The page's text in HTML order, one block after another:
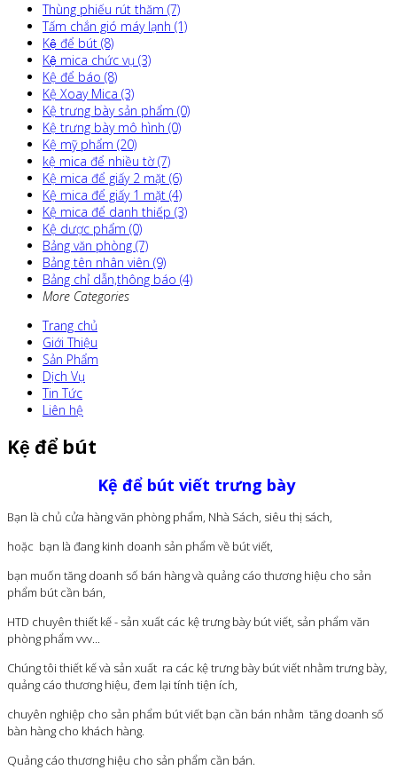
Thùng phiếu rút thăm (7)
Tấm chắn gió máy lạnh (1)
Kệ để bút (8)
Kệ mica chức vụ (3)
Kệ để báo (8)
Kệ Xoay Mica (3)
Kệ trưng bày sản phẩm (0)
Kệ trưng bày mô hình (0)
Kệ mỹ phẩm (20)
kệ mica để nhiều tờ (7)
Kệ mica để giấy 2 mặt (6)
Kệ mica để giấy 1 mặt (4)
Kệ mica để danh thiếp (3)
Kệ dược phẩm (0)
Bảng văn phòng (7)
Bảng tên nhân viên (9)
Bảng chỉ dẫn,thông báo (4)
More Categories
Trang chủ
Giới Thiệu
Sản Phẩm
Dịch Vụ
Tin Tức
Liên hệ
Kệ để bút
Kệ để bút viết trưng bày
Bạn là chủ cửa hàng văn phòng phẩm, Nhà Sách, siêu thị sách,
hoặc bạn là đang kinh doanh sản phẩm về bút viết,
bạn muốn tăng doanh số bán hàng và quảng cáo thương hiệu cho sản
phẩm bút cần bán,
HTD chuyên thiết kế - sản xuất các kệ trưng bày bút viết, sản phẩm văn
phòng phẩm vvv...
Chúng tôi thiết kế và sản xuất ra các kệ trưng bày bút viết nhằm trưng bày,
quảng cáo thương hiệu, đem lại tính tiện ích,
chuyên nghiệp cho sản phẩm bút viết bạn cần bán nhằm tăng doanh số
bàn hàng cho khách hàng.
Quảng cáo thương hiệu cho sản phẩm cần bán.